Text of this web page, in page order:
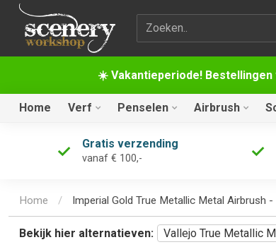
☀️ Vakantieperiode!
Zoekterm
Home Verf Penselen Airbrush
Gratis verzending
vanaf € 100,-
Home / Imperial Gold True Metallic Metal Airbrush
Bekijk hier alternatieven: Vallejo True Metallic